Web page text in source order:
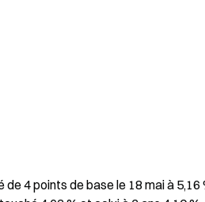
4 points de base le 18 mai à 5,16